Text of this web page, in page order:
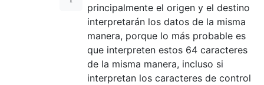
principalmente el origen y el destino
interpretarán los datos de la misma
manera, porque lo más probable es
que interpreten estos 64 caracteres
de la misma manera, incluso si
interpretan los caracteres de control